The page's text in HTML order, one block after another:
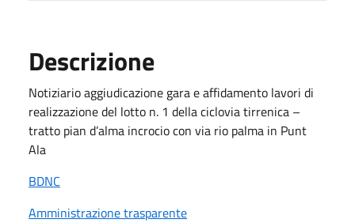
Descrizione
Notiziario aggiudicazione gara e affidamento lavori di
realizzazione del lotto n. 1 della ciclovia tirrenica –
tratto pian d’alma incrocio con via rio palma in Punt
Ala
BDNC
Amministrazione trasparente